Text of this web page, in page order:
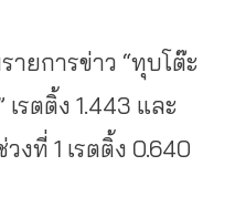
ายการข่าว “ทุบโต๊ะ
เรตติ้ง 1.443 และ
วงที่ 1 เรตติ้ง 0.640